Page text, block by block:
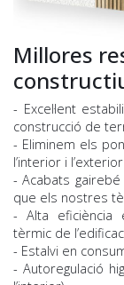
Millores
- Excel·lent
construcció de
- Eliminem els
l’interior i
- Acabats
que els nostres
- Alta eficiència
tèrmic de
- Estalvi en
- Autoregulació